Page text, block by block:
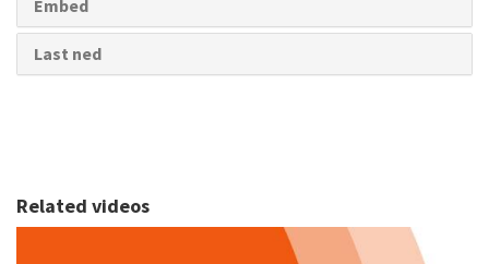
Embed
Last ned
Related videos